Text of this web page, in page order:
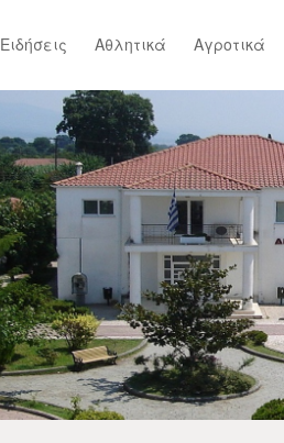
Ειδήσεις Αθλητικά Αγροτικά